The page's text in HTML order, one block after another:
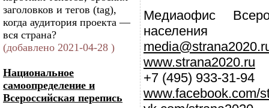
заголовков и тегов (tag),
когда аудитория проекта —
вся страна?
(добавлено 2021-04-28 )
Национальное
самоопределение и
Всероссийская перепись
Медиаофис
населения
www.strana2020.ru
+7 (495) 933-31-94
www.facebook.com/